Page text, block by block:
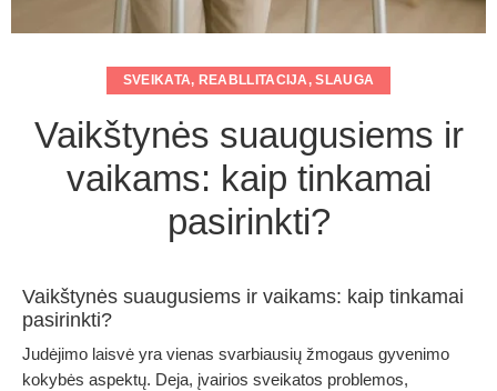
SVEIKATA, REABLLITACIJA,SLAUGA
Vaikštynės suaugusiems ir
vaikams: kaip tinkamai
pasirinkti?
Vaikštynės suaugusiems ir vaikams: kaip tinkamai
pasirinkti?
Judėjimo laisvė yra vienas svarbiausių žmogaus gyvenimo
kokybės aspektų. Deja, įvairios sveikatos problemos,